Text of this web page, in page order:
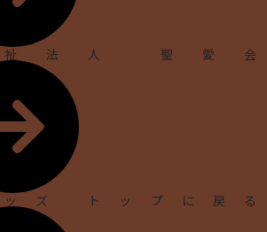
法人 聖愛会
ズ トップに戻る